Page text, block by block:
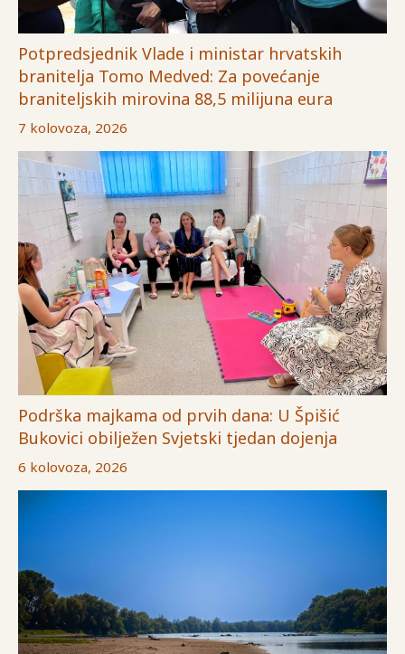
Potpredsjednik Vlade i ministar hrvatskih
branitelja Tomo Medved: Za povećanje
braniteljskih mirovina 88,5 milijuna eura
7 kolovoza, 2026
Podrška majkama od prvih dana: U Špišić
Bukovici obilježen Svjetski tjedan dojenja
6 kolovoza, 2026